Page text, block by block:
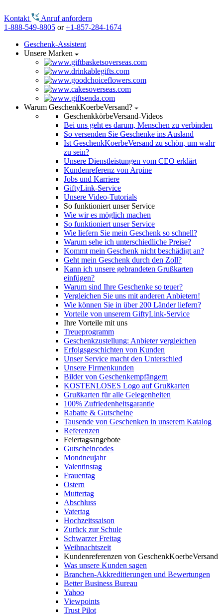
Kontakt
Anruf anfordern
1-888-549-8805 or+1-857-284-1674
Geschenk-Assistent
Unsere Marken
Warum GeschenkKoerbeVersand?
GeschenkkörbeVersand-Videos
Bei uns geht es darum, Menschen zu verbinden
So versenden Sie Geschenke ins Ausland
Ist GeschenkKoerbeVersand zu schön, um wahr
zu sein?
Unsere Dienstleistungen vom CEO erklärt
Kundenreferenz von Arpine
Jobs und Karriere
GiftyLink-Service
Unsere Video-Tutorials
So funktioniert unser Service
Wie wir es möglich machen
So funktioniert unser Service
Wie liefern Sie mein Geschenk so schnell?
Warum sehe ich unterschiedliche Preise?
Kommt mein Geschenk nicht beschädigt an?
Geht mein Geschenk durch den Zoll?
Kann ich unsere gebrandeten Grußkarten
einfügen?
Warum sind Ihre Geschenke so teuer?
Vergleichen Sie uns mit anderen Anbietern!
Wie können Sie in über 200 Länder liefern?
Vorteile von unserem GiftyLink-Service
Ihre Vorteile mit uns
Treueprogramm
Geschenkzustellung: Anbieter vergleichen
Erfolgsgeschichten von Kunden
Unser Service macht den Unterschied
Unsere Firmenkunden
Bilder von Geschenkempfängern
KOSTENLOSES Logo auf Grußkarten
Grußkarten für alle Gelegenheiten
100% Zufriedenheitsgarantie
Rabatte & Gutscheine
Tausende von Geschenken in unserem Katalog
Referenzen
Feiertagsangebote
Gutscheincodes
Mondneujahr
Valentinstag
Frauentag
Ostern
Muttertag
Abschluss
Vatertag
Hochzeitssaison
Zurück zur Schule
Schwarzer Freitag
Weihnachtszeit
Kundenreferenzen von GeschenkKoerbeVersand
Was unsere Kunden sagen
Branchen-Akkreditierungen und Bewertungen
Better Business Bureau
Yahoo
Viewpoints
Trust Pilot